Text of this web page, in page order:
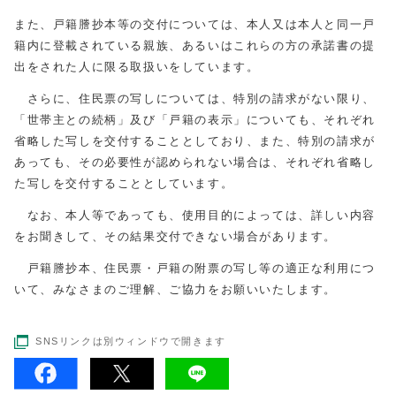
また、戸籍謄抄本等の交付については、本人又は本人と同一戸
籍内に登載されている親族、あるいはこれらの方の承諾書の提
出をされた人に限る取扱いをしています。
さらに、住民票の写しについては、特別の請求がない限り、
「世帯主との続柄」及び「戸籍の表示」についても、それぞれ
省略した写しを交付することとしており、また、特別の請求が
あっても、その必要性が認められない場合は、それぞれ省略し
た写しを交付することとしています。
なお、本人等であっても、使用目的によっては、詳しい内容
をお聞きして、その結果交付できない場合があります。
戸籍謄抄本、住民票・戸籍の附票の写し等の適正な利用につ
いて、みなさまのご理解、ご協力をお願いいたします。
SNSリンクは別ウィンドウで開きます